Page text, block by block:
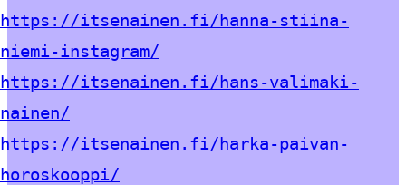
https://itsenainen.fi/hanna-stiina-
niemi-instagram/
https://itsenainen.fi/hans-valimaki-
nainen/
https://itsenainen.fi/harka-paivan-
horoskooppi/